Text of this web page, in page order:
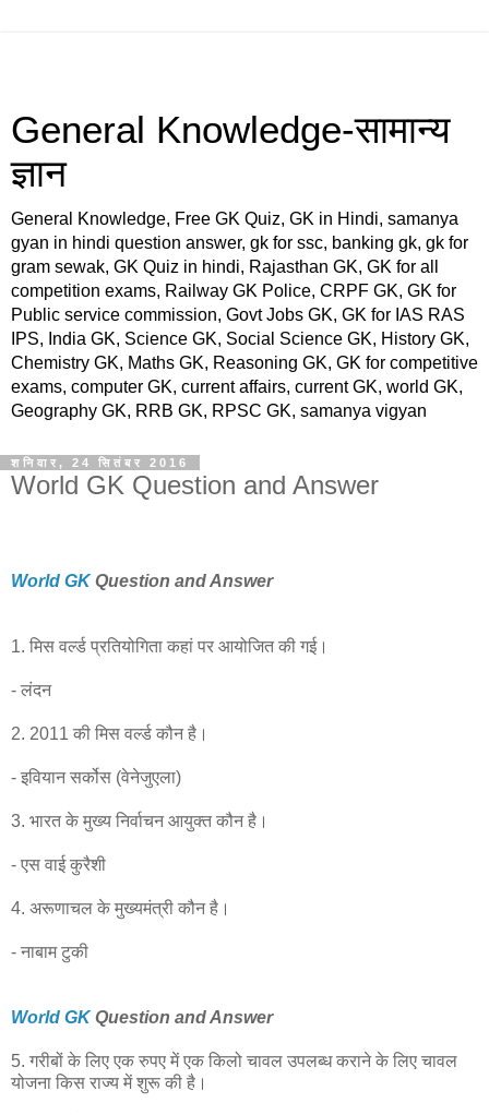
General Knowledge-सामान्य
ज्ञान
General Knowledge, Free GK Quiz, GK in Hindi, samanya
gyan in hindi question answer, gk for ssc, banking gk, gk for
gram sewak, GK Quiz in hindi, Rajasthan GK, GK for all
competition exams, Railway GK Police, CRPF GK, GK for
Public service commission, Govt Jobs GK, GK for IAS RAS
IPS, India GK, Science GK, Social Science GK, History GK,
Chemistry GK, Maths GK, Reasoning GK, GK for competitive
exams, computer GK, current affairs, current GK, world GK,
Geography GK, RRB GK, RPSC GK, samanya vigyan
शनिवार, 24 सितंबर 2016
World GK Question and Answer
World GKQuestion and Answer
1. मिस वर्ल्ड प्रतियोगिता कहां पर आयोजित की गई।
- लंदन
2. 2011 की मिस वर्ल्ड कौन है।
- इवियान सर्कोस (वेनेजुएला)
3. भारत के मुख्य निर्वाचन आयुक्त कौन है।
- एस वाई कुरैशी
4. अरूणाचल के मुख्यमंत्री कौन है।
- नाबाम टुकी
World GKQuestion and Answer
5. गरीबों के लिए एक रुपए में एक किलो चावल उपलब्ध कराने के लिए चावल
योजना किस राज्य में शुरू की है।